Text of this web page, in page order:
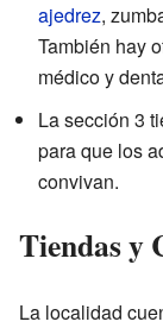
ajedrez,
También hay
médico y
La sección 3
para que los
convivan.
Tiendas y
La localidad